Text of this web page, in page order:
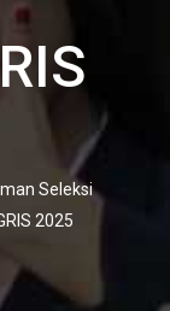
Seleksi
2025